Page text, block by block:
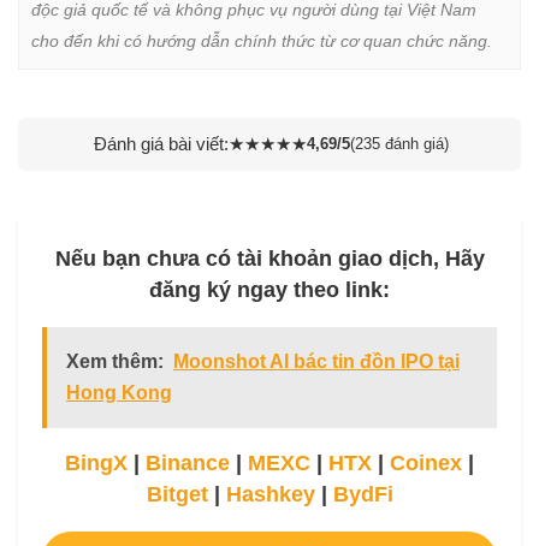
độc giả quốc tế và không phục vụ người dùng tại Việt Nam
cho đến khi có hướng dẫn chính thức từ cơ quan chức năng.
Đánh giá bài viết:★★★★★4,69/5(235 đánh giá)
Nếu bạn chưa có tài khoản giao dịch, Hãy
đăng ký ngay theo link:
Xem thêm:
Moonshot AI bác tin đồn IPO tại
Hong Kong
BingX | Binance | MEXC | HTX | Coinex |
Bitget| Hashkey| BydFi